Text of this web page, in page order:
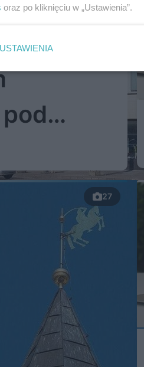
27
oraz po kliknięciu w „Ustawienia”.
USTAWIENIA